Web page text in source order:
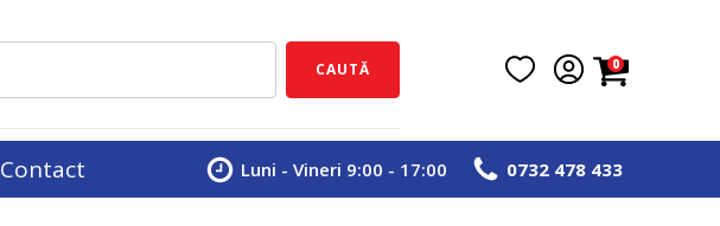
CAUTĂ 0
Contact Luni - Vineri 9:00 - 17:00 0732 478 433